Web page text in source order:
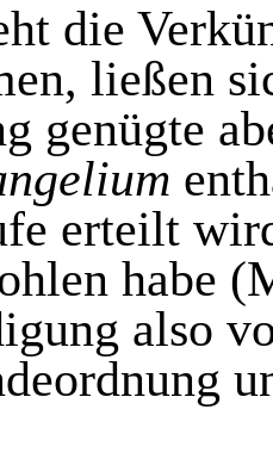
die
ließen
genügte
erteilt
habe (
also